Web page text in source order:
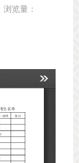
浏览量：